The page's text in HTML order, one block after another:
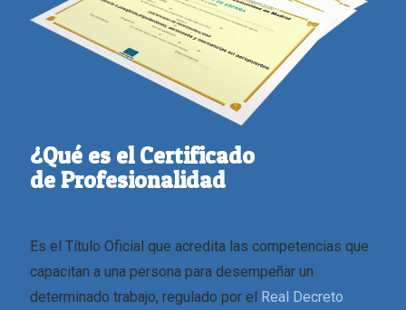
¿Qué es el Certificado
de Profesionalidad
Es el Título Oficial que acredita las competencias que
capacitan a una persona para desempeñar un
determinado trabajo, regulado por el Real Decreto